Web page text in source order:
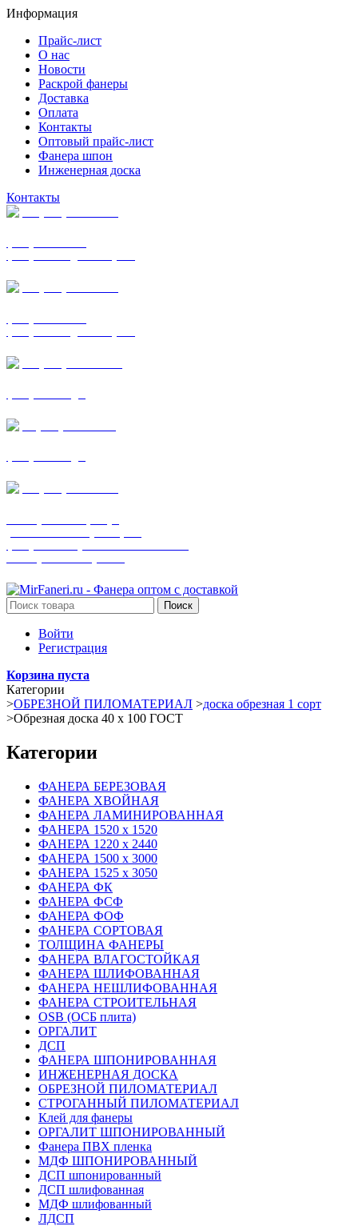
Информация
Прайс-лист
О нас
Новости
Раскрой фанеры
Доставка
Оплата
Контакты
Оптовый прайс-лист
Фанера шпон
Инженерная доска
Контакты
Поиск
Войти
Регистрация
Корзина пуста
Категории
>ОБРЕЗНОЙ ПИЛОМАТЕРИАЛ >доска обрезная 1 сорт
>Обрезная доска 40 х 100 ГОСТ
Категории
ФАНЕРА БЕРЕЗОВАЯ
ФАНЕРА ХВОЙНАЯ
ФАНЕРА ЛАМИНИРОВАННАЯ
ФАНЕРА 1520 х 1520
ФАНЕРА 1220 х 2440
ФАНЕРА 1500 х 3000
ФАНЕРА 1525 х 3050
ФАНЕРА ФК
ФАНЕРА ФСФ
ФАНЕРА ФОФ
ФАНЕРА СОРТОВАЯ
ТОЛЩИНА ФАНЕРЫ
ФАНЕРА ВЛАГОСТОЙКАЯ
ФАНЕРА ШЛИФОВАННАЯ
ФАНЕРА НЕШЛИФОВАННАЯ
ФАНЕРА СТРОИТЕЛЬНАЯ
OSB (ОСБ плита)
ОРГАЛИТ
ДСП
ФАНЕРА ШПОНИРОВАННАЯ
ИНЖЕНЕРНАЯ ДОСКА
ОБРЕЗНОЙ ПИЛОМАТЕРИАЛ
СТРОГАННЫЙ ПИЛОМАТЕРИАЛ
Клей для фанеры
ОРГАЛИТ ШПОНИРОВАННЫЙ
Фанера ПВХ пленка
МДФ ШПОНИРОВАННЫЙ
ДСП шпонированный
ДСП шлифованная
МДФ шлифованный
ЛДСП